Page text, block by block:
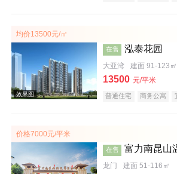
效果图
均价13500元/㎡
在售 泓泰花园
大亚湾 建面 91-123㎡
13500 元/平米
普通住宅 商务公寓
价格7000元/平米
在售 富力南昆山
龙门 建面 51-116㎡